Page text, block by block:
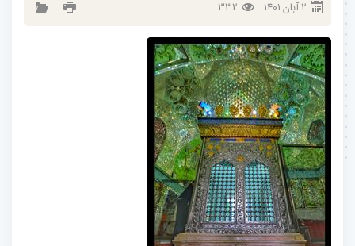
2آبان1401
332